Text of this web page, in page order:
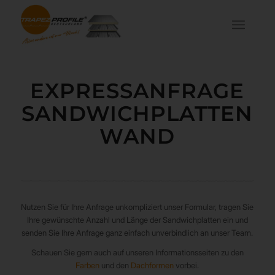
EXPRESSANFRAGE
SANDWICHPLATTEN
WAND
Nutzen Sie für Ihre Anfrage unkompliziert unser Formular, tragen Sie
Ihre gewünschte Anzahl und Länge der Sandwichplatten ein und
senden Sie Ihre Anfrage ganz einfach unverbindlich an unser Team.
Schauen Sie gern auch auf unseren Informationsseiten zu den
Farben und den Dachformen vorbei.